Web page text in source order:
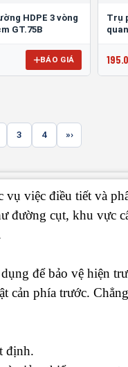
HDPE 3 vòng
GT.75B
BÁO GIÁ
Trụ
3 4 »
việc điều tiết và
cụt, khu vực
để bảo vệ hiện
phía trước.
định.